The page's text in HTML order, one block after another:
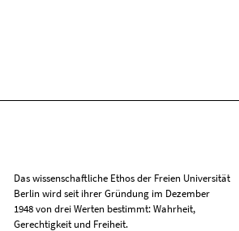
Das wissenschaftliche Ethos der Freien Universität
Berlin wird seit ihrer Gründung im Dezember
1948 von drei Werten bestimmt: Wahrheit,
Gerechtigkeit und Freiheit.